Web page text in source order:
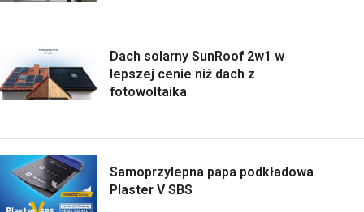
Dach solarny SunRoof 2w1 w
lepszej cenie niż dach z
fotowoltaika
Samoprzylepna papa podkładowa
Plaster V SBS